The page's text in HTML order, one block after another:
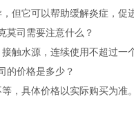
但它可以帮助缓解炎症，促
莫司需要注意什么？
触水源，连续使用不超过一
的价格是多少？
，具体价格以实际购买为准。